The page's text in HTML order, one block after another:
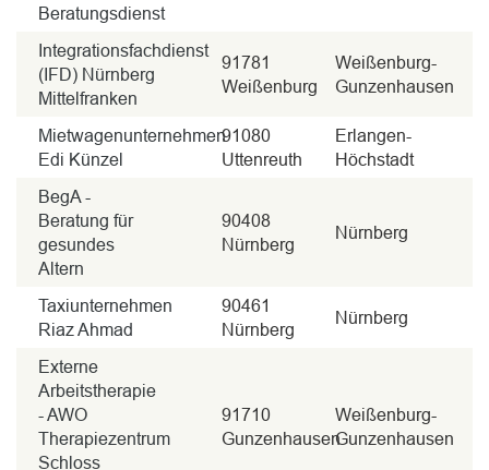
Beratungsdienst
Integrationsfachdienst
(IFD) Nürnberg
Mittelfranken
91781
Weißenburg
Weißenburg-
Gunzenhausen
Mietwagenunternehmen
Edi Künzel
91080
Uttenreuth
Erlangen-
Höchstadt
BegA -
Beratung für
gesundes
Altern
90408
Nürnberg
Nürnberg
Taxiunternehmen
Riaz Ahmad
90461
Nürnberg
Nürnberg
Externe
Arbeitstherapie
- AWO
Therapiezentrum
Schloss
91710
Gunzenhausen
Weißenburg-
Gunzenhausen